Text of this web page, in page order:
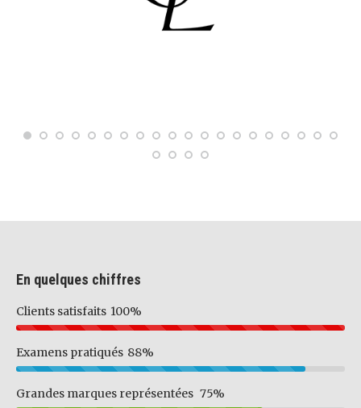
En quelques chiffres
Clients satisfaits 100%
Examens pratiqués 88%
Grandes marques représentées 75%